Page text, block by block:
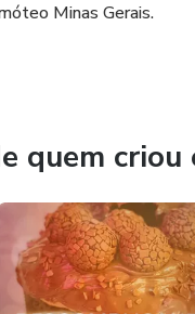
Minas Gerais.
quem criou